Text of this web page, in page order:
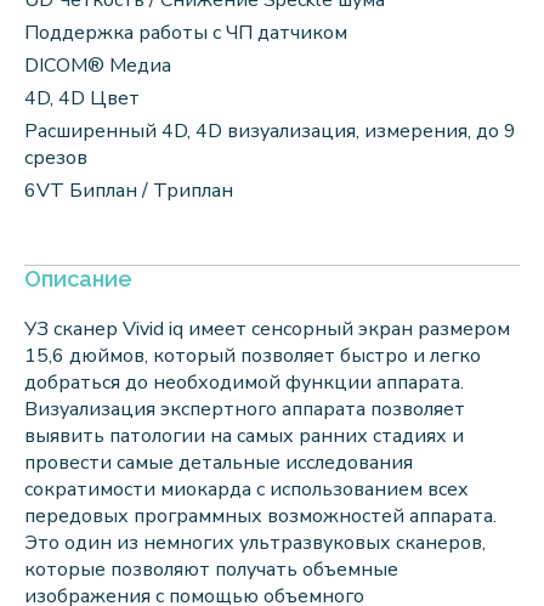
Поддержка работы с ЧП датчиком
DICOM® Медиа
4D, 4D Цвет
Расширенный 4D, 4D визуализация, измерения, до 9
срезов
6VT Биплан / Триплан
Описание
УЗ сканер Vivid iq имеет сенсорный экран размером
15,6 дюймов, который позволяет быстро и легко
добраться до необходимой функции аппарата.
Визуализация экспертного аппарата позволяет
выявить патологии на самых ранних стадиях и
провести самые детальные исследования
сократимости миокарда с использованием всех
передовых программных возможностей аппарата.
Это один из немногих ультразвуковых сканеров,
которые позволяют получать объемные
изображения с помощью объемного